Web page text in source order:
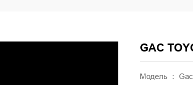
GAC
Модель ：